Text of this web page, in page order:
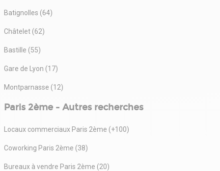
Batignolles (64)
Châtelet (62)
Bastille (55)
Gare de Lyon (17)
Montparnasse (12)
Paris 2ème - Autres recherches
Locaux commerciaux Paris 2ème (+100)
Coworking Paris 2ème (38)
Bureaux à vendre Paris 2ème (20)